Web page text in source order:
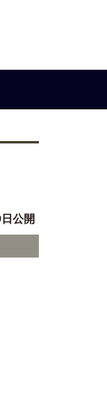
公開